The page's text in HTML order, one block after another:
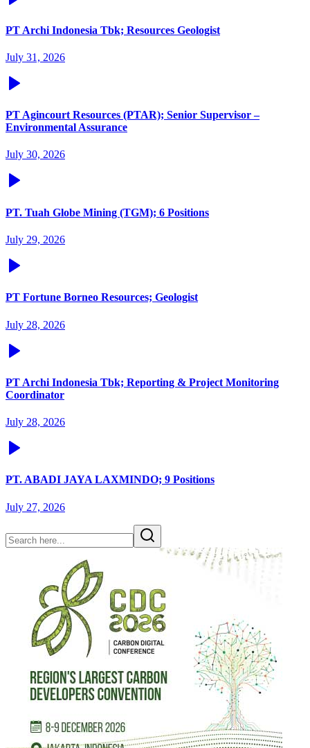
PT Archi Indonesia Tbk; Resources Geologist
July 31, 2026
PT Agincourt Resources (PTAR); Senior Supervisor –
Environmental Assurance
July 30, 2026
PT. Tuah Globe Mining (TGM); 6 Positions
July 29, 2026
PT Fortune Borneo Resources; Geologist
July 28, 2026
PT Archi Indonesia Tbk; Reporting & Project Monitoring
Coordinator
July 28, 2026
PT. ABADI JAYA LAXMINDO; 9 Positions
July 27, 2026